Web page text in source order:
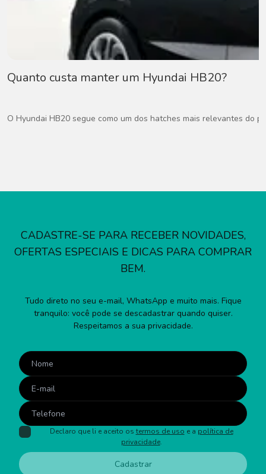
Quanto custa manter um Hyundai HB20?
O Hyundai HB20 segue como um dos hatches mais relevantes do
CADASTRE-SE PARA RECEBER NOVIDADES,
OFERTAS ESPECIAIS E DICAS PARA COMPRAR
BEM.
Tudo direto no seu e-mail, WhatsApp e muito mais. Fique
tranquilo: você pode se descadastrar quando quiser.
Respeitamos a sua privacidade.
Declaro que li e aceito os termos de uso e a política de
privacidade.
Cadastrar